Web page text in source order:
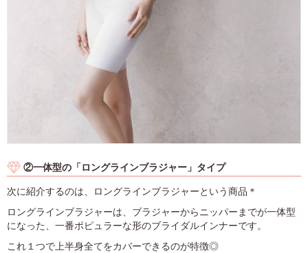
②一体型の「ロングラインブラジャー」タイプ
次に紹介するのは、ロングラインブラジャーという商品＊
ロングラインブラジャーは、ブラジャーからニッパーまでが一体型
になった、一番ポピュラーな形のブライダルインナーです。
これ１つで上半身全てをカバーできるのが特徴◎